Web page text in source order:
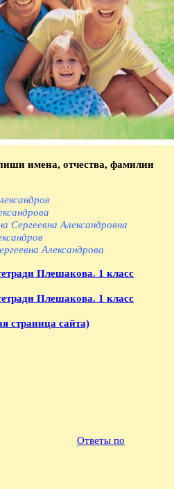
имена, отчества, фамилии
Александровна
Александрова
Плешакова. 1 класс
Плешакова. 1 класс
страница сайта)
Ответы по